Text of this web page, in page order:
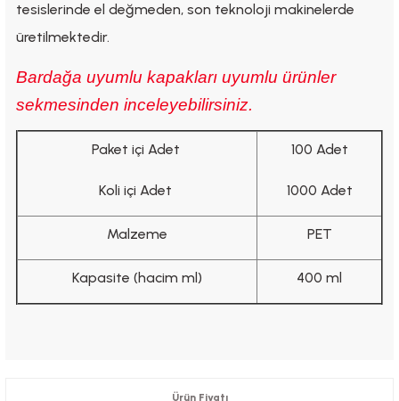
tesislerinde el değmeden, son teknoloji makinelerde
üretilmektedir.
Bardağa uyumlu kapakları uyumlu ürünler
sekmesinden inceleyebilirsiniz.
Paket içi Adet
Koli içi Adet
100 Adet
1000 Adet
Malzeme PET
Kapasite (hacim ml) 400 ml
Ürün Fiyatı